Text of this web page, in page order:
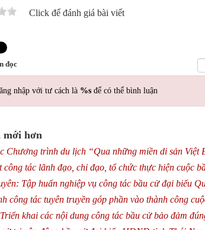
Click để đánh giá bài viết
đọc
nhập với tư cách là %s để có thể bình luận
mới hơn
Chương trình du lịch “Qua những miền di sản Việt
công tác lãnh đạo, chỉ đạo, tổ chức thực hiện cuộc
Tập huấn nghiệp vụ công tác bầu cử đại biểu
công tác tuyên truyền góp phần vào thành công
khai các nội dung công tác bầu cử bảo đảm